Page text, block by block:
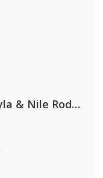
Damiano David, Tyla & Nile Rodgers